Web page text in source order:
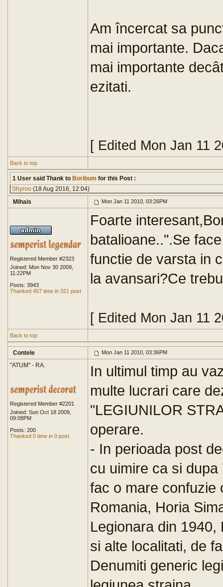
Am încercat sa
mai importante.
mai importante
ezitati.
[ Edited Mon Jan 11
Back to top
1 User said Thank to Boribum for this Post :
Shyroo (18 Aug 2016, 12:04)
Mihais
Mon Jan 11 2010, 03:26PM
Registered Member #2323
Joined: Mon Nov 30 2009,
11:22PM
Posts: 3943
Thanked 457 time in 321 post
Foarte
batalioane..".Se
functie de varsta in
la avansari?Ce
[ Edited Mon Jan 11
Back to top
Contele Mon Jan 11 2010, 03:36PM
"ATUM" - RA.
Registered Member #2201
Joined: Sun Oct 18 2009,
09:08PM
Posts: 200
Thanked 0 time in 0 post
In ultimul timp au
multe lucrari care
"LEGIUNILOR
operare.
- In perioada post
cu uimire ca si
fac o mare confuzie
Romania, Horia
Legionara din
si alte localitati, de
Denumiti generic